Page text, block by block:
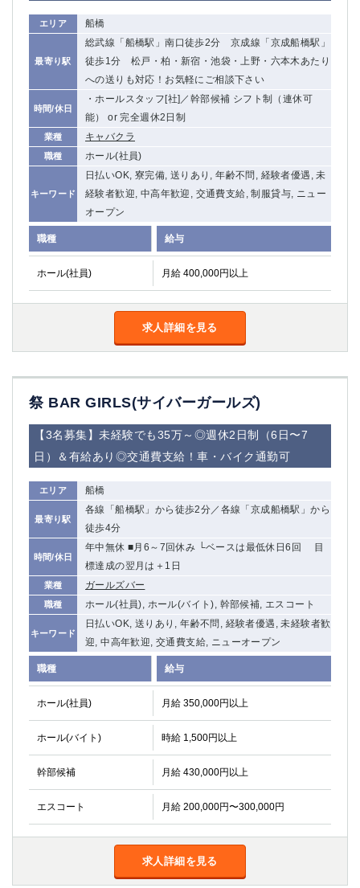
エリア 船橋
最寄り駅
総武線「船橋駅」南口徒歩2分 京成線「京成船橋駅」
徒歩1分 松戸・柏・新宿・池袋・上野・六本木あたり
への送りも対応！お気軽にご相談下さい
時間/休日
・ホールスタッフ[社]／幹部候補 シフト制（連休可
能） or 完全週休2日制
業種 キャバクラ
職種 ホール(社員)
キーワード
日払いOK, 寮完備, 送りあり, 年齢不問, 経験者優遇, 未
経験者歓迎, 中高年歓迎, 交通費支給, 制服貸与, ニュー
オープン
職種 給与
ホール(社員) 月給 400,000円以上
求人詳細を見る
祭 BAR GIRLS(サイバーガールズ)
【3名募集】未経験でも35万～◎週休2日制（6日〜7
日）＆有給あり◎交通費支給！車・バイク通勤可
エリア 船橋
最寄り駅
各線「船橋駅」から徒歩2分／各線「京成船橋駅」から
徒歩4分
時間/休日
年中無休 ■月6～7回休み └ベースは最低休日6回 目
標達成の翌月は＋1日
業種 ガールズバー
職種 ホール(社員), ホール(バイト), 幹部候補, エスコート
キーワード
日払いOK, 送りあり, 年齢不問, 経験者優遇, 未経験者歓
迎, 中高年歓迎, 交通費支給, ニューオープン
職種 給与
ホール(社員) 月給 350,000円以上
ホール(バイト) 時給 1,500円以上
幹部候補 月給 430,000円以上
エスコート 月給 200,000円〜300,000円
求人詳細を見る
武蔵小杉
横浜・桜木町
関内・馬車道・日ノ出町
武蔵新城
元住吉
戸塚
たまプラーザ
大船
厚木
桜木町
大宮
南越谷
志木
川越
草加
南浦和
千葉県
船橋
津田沼
西船橋
佐倉
柏（西口）
柏（東口）
下総中山
茂原
八千代台
本八幡
浦安
栃木県
宇都宮
東武宇都宮（宇都宮西口）
土浦 ひたち野うしく
群馬県
高崎 館林
選択した内容で設定